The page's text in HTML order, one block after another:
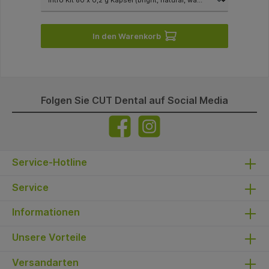
In den Warenkorb
Folgen Sie CUT Dental auf Social Media
Service-Hotline
Service
Informationen
Unsere Vorteile
Versandarten